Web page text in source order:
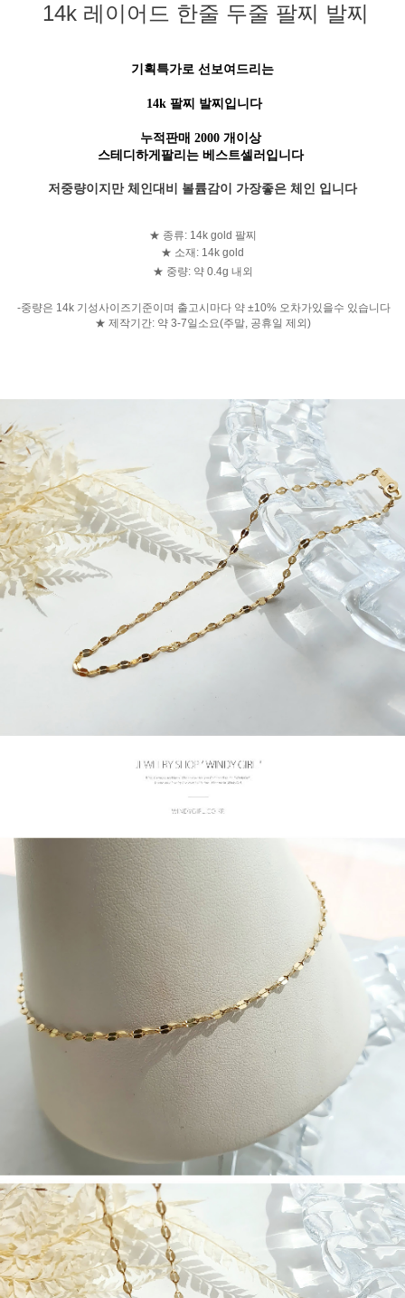
14k 레이어드 한줄 두줄 팔찌 발찌
기획특가로 선보여드리는
14k 팔찌 발찌입니다
누적판매 2000 개이상
스테디하게팔리는 베스트셀러입니다
저중량이지만 체인대비 볼륨감이 가장좋은 체인 입니다
★ 종류: 14k gold 팔찌
★ 소재: 14k gold
★ 중량: 약 0.4g 내외
-중량은 14k 기성사이즈기준이며 출고시마다 약 ±10% 오차가있을수 있습니다
★ 제작기간: 약 3-7일소요(주말, 공휴일 제외)